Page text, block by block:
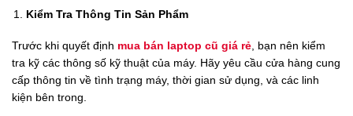
Kiểm Tra Thông Tin Sản Phẩm
Trước khi quyết định mua bán laptop cũ giá rẻ , bạn nên kiểm
tra kỹ các thông số kỹ thuật của máy. Hãy yêu cầu cửa hàng cung
cấp thông tin về tình trạng máy, thời gian sử dụng, và các linh
kiện bên trong.